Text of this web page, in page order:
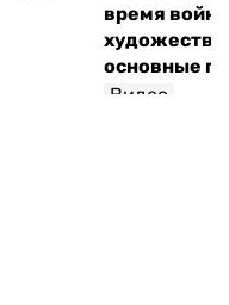
время
основные
Видео